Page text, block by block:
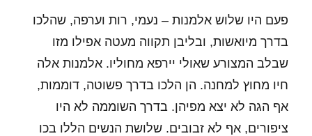
פעם היו שלוש אלמנות – נעמי, רות וערפה, שהלכו
בדרך מיואשות, ובליבן תקווה מעטה אפילו מזו
שבלב המצורע שאולי יירפא מחוליו. אלמנות אלה
חיו מחוץ למחנה. הן הלכו בדרך פשוטה, דוממות,
אף הגה לא יצא מפיהן. בדרך השוממה לא היו
ציפורים, אף לא זבובים. שלושת הנשים הללו בכו